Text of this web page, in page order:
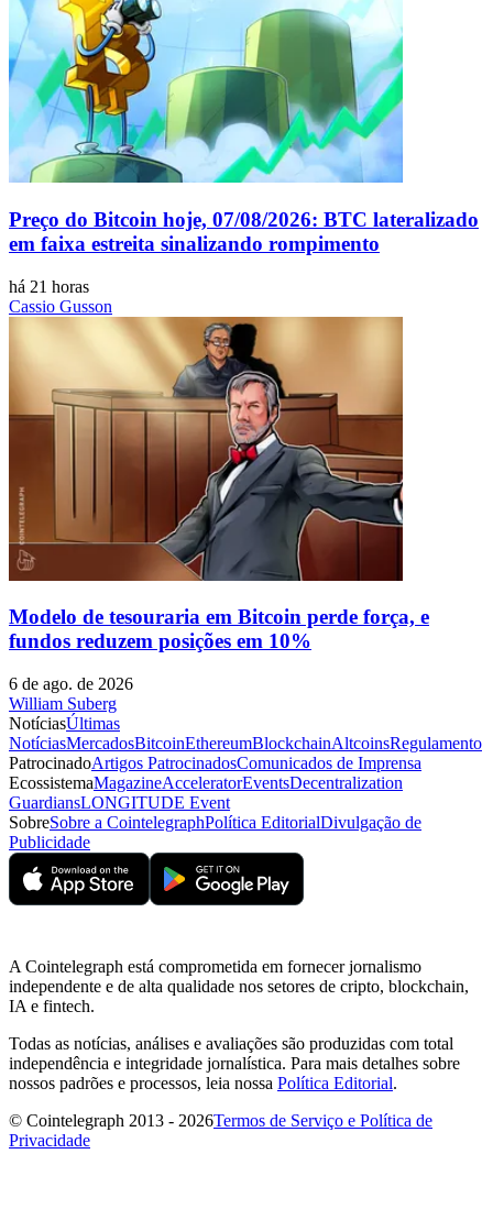
Preço do Bitcoin hoje, 07/08/2026: BTC lateralizado
em faixa estreita sinalizando rompimento
há 21 horas
Cassio Gusson
Modelo de tesouraria em Bitcoin perde força, e
fundos reduzem posições em 10%
6 de ago. de 2026
William Suberg
NotíciasÚltimas
NotíciasMercadosBitcoinEthereumBlockchainAltcoinsRegulamento
PatrocinadoArtigos PatrocinadosComunicados de Imprensa
EcossistemaMagazineAcceleratorEventsDecentralization
GuardiansLONGITUDE Event
SobreSobre a CointelegraphPolítica EditorialDivulgação de
Publicidade
A Cointelegraph está comprometida em fornecer jornalismo
independente e de alta qualidade nos setores de cripto, blockchain,
IA e fintech.
Todas as notícias, análises e avaliações são produzidas com total
independência e integridade jornalística. Para mais detalhes sobre
nossos padrões e processos, leia nossa Política Editorial.
© Cointelegraph 2013 - 2026Termos de Serviço e Política de
Privacidade